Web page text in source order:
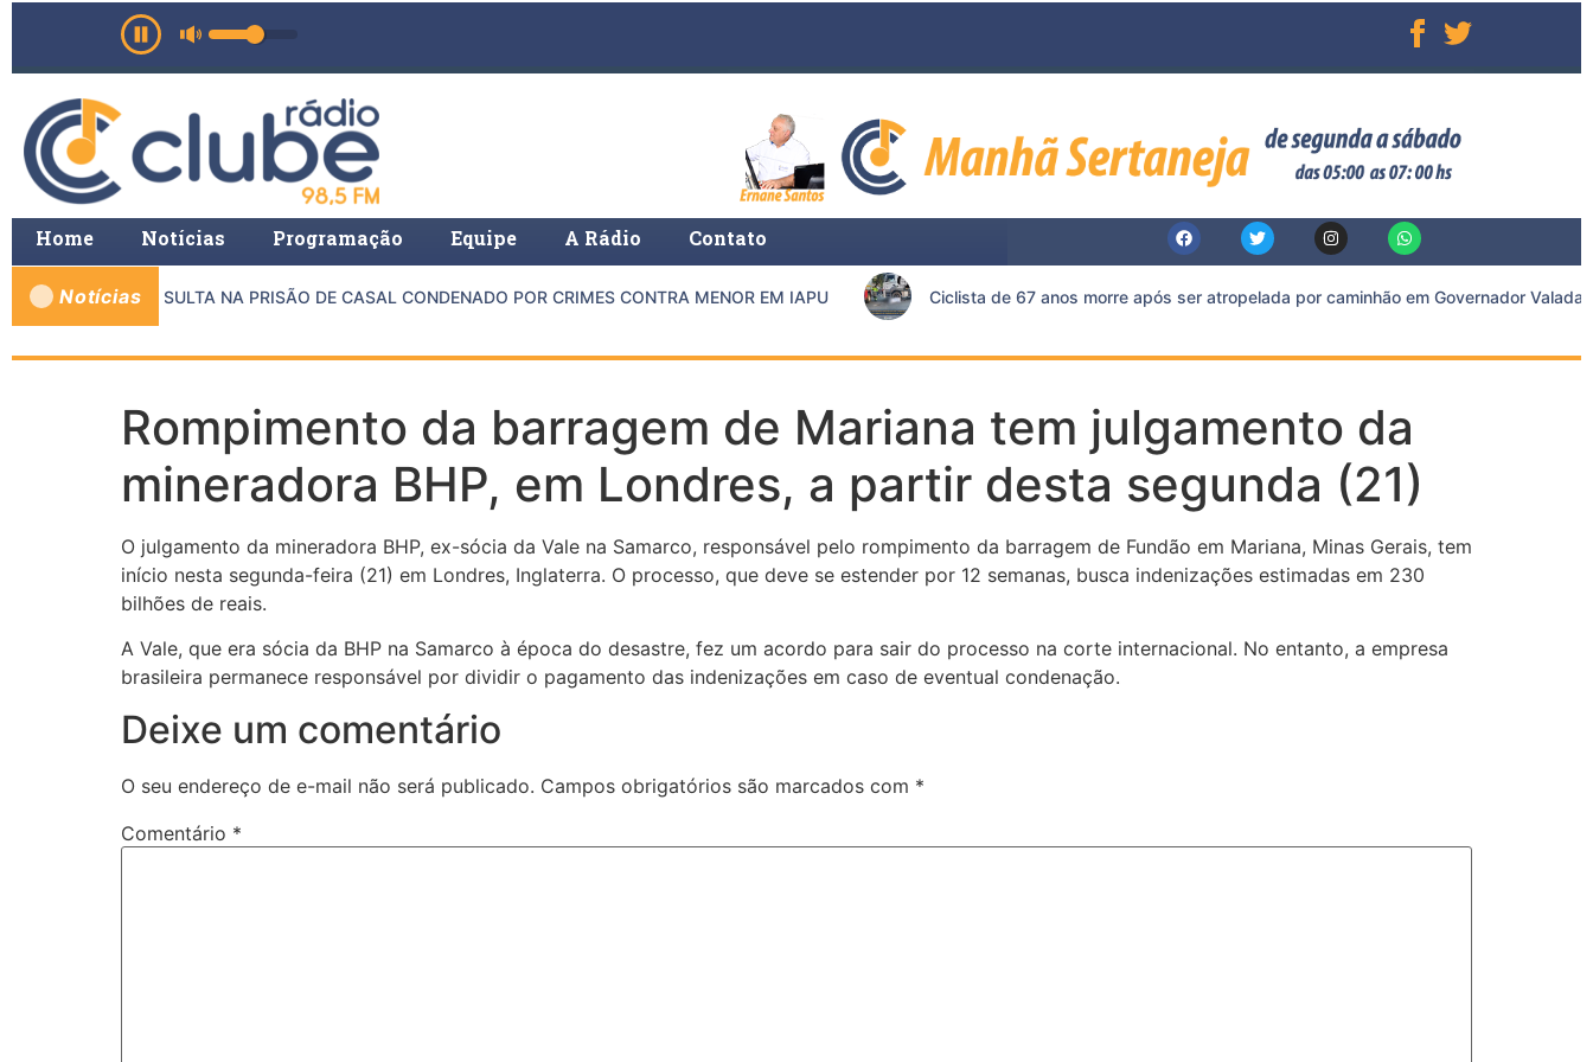
Home Notícias Programação Equipe A Rádio Contato
Notícias
MP E PMMG RESULTA NA PRISÃO DE CASAL CONDENADO POR CRIMES CONTRA MENOR EM IAPU Ciclista de 67 anos morre após ser atropelada por caminhão em Governador Valadares
Rompimento da barragem de Mariana tem julgamento da
mineradora BHP, em Londres, a partir desta segunda (21)
O julgamento da mineradora BHP, ex-sócia da Vale na Samarco, responsável pelo rompimento da barragem de Fundão em Mariana, Minas Gerais, tem
início nesta segunda-feira (21) em Londres, Inglaterra. O processo, que deve se estender por 12 semanas, busca indenizações estimadas em 230
bilhões de reais.
A Vale, que era sócia da BHP na Samarco à época do desastre, fez um acordo para sair do processo na corte internacional. No entanto, a empresa
brasileira permanece responsável por dividir o pagamento das indenizações em caso de eventual condenação.
Deixe um comentário
O seu endereço de e-mail não será publicado. Campos obrigatórios são marcados com *
Comentário *